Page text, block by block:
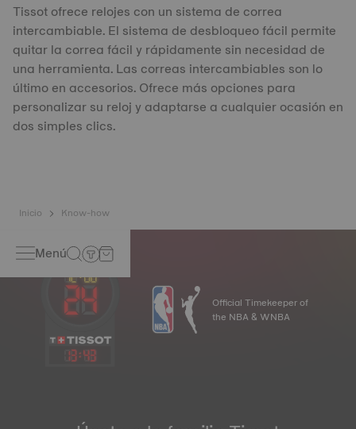
Tissot ofrece relojes con un sistema de correa
intercambiable. El sistema de desbloqueo fácil permite
quitar la correa fácil y rápidamente sin necesidad de
una herramienta. Las correas intercambiables son lo
último en accesorios. Ofrece más opciones para
personalizar su reloj y adaptarse a cualquier ocasión en
dos simples clics.
Inicio Know-how
Menú
13:43
Official Timekeeper of
the NBA & WNBA